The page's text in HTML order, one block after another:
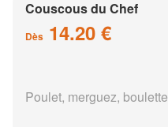
Couscous du Chef
Dès 14.20 €
Poulet, merguez, boulette